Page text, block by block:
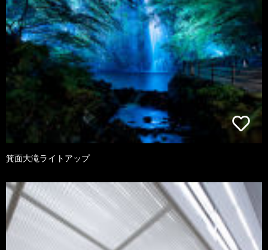
箕面大滝ライトアップ